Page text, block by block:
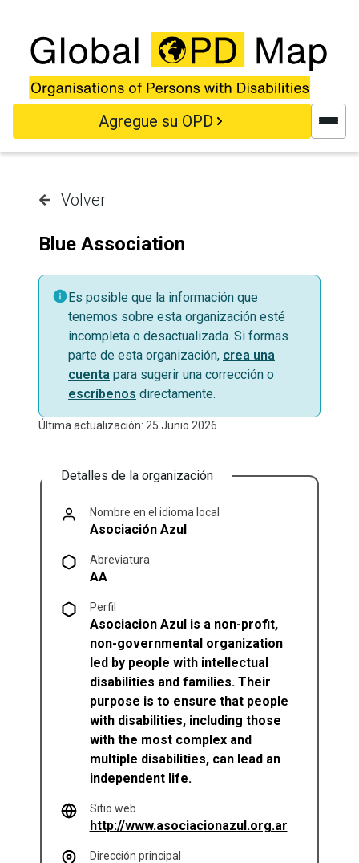
Agregue su OPD
Volver
Blue Association
Es posible que la información que
tenemos sobre esta organización esté
incompleta o desactualizada. Si formas
parte de esta organización, crea una
cuenta para sugerir una corrección o
escríbenos directamente.
Última actualización: 25 Junio 2026
Detalles de la organización
Nombre en el idioma local
Asociación Azul
Abreviatura
AA
Perfil
Asociacion Azul is a non-profit,
non-governmental organization
led by people with intellectual
disabilities and families. Their
purpose is to ensure that people
with disabilities, including those
with the most complex and
multiple disabilities, can lead an
independent life.
Sitio web
http://www.asociacionazul.org.ar(se abre en
Dirección principal